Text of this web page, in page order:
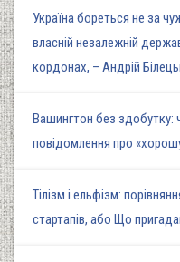
Україна бореться не за
власній незалежній
кордонах, – Андрій
Вашингтон без здобутку:
повідомлення про
Тілізм і ельфізм:
стартапів, або Що